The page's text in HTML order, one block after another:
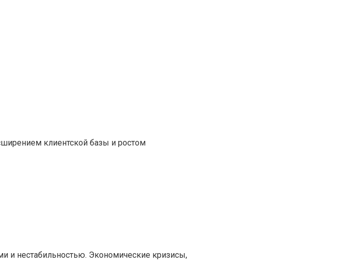
клиентской базы и ростом
и нестабильностью. Экономические кризисы,